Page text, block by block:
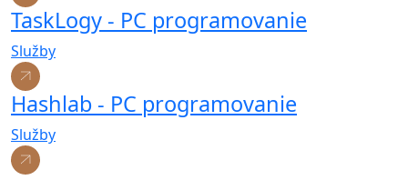
TaskLogy - PC programovanie
Služby
Hashlab - PC programovanie
Služby